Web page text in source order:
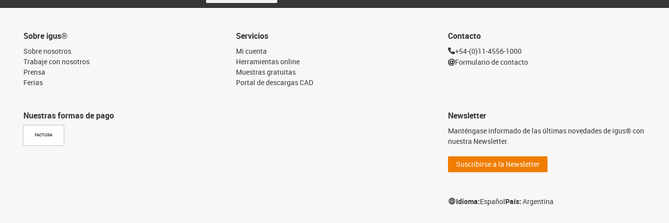
Sobre igus®
Sobre nosotros
Trabaje con nosotros
Prensa
Ferias
Nuestras formas de pago
FACTURA
Servicios
Mi cuenta
Herramientas online
Muestras gratuitas
Portal de descargas CAD
Contacto
+54-(0)11-4556-1000
Formulario de contacto
Newsletter
Manténgase informado de las últimas novedades de igus® con
nuestra Newsletter.
Suscribirse a la Newsletter
Idioma:EspañolPaís:Argentina